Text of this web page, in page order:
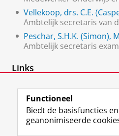
Vellekoop, drs. C.E.
Ambtelijk secretaris van
Peschar, S.H.K. (Simon),
Ambtelijk secretaris
Links
Functioneel
Biedt de basisfuncties
geanonimiseerde